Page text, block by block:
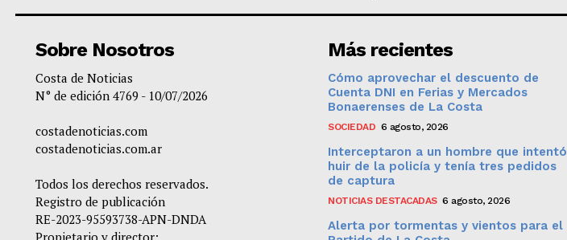
Sobre Nosotros
Costa de Noticias
N° de edición 4769 - 10/07/2026
costadenoticias.com
costadenoticias.com.ar
Todos los derechos reservados.
Registro de publicación
RE-2023-95593738-APN-DNDA
Propietario y director:
Más recientes
Cómo aprovechar el descuento de
Cuenta DNI en Ferias y Mercados
Bonaerenses de La Costa
SOCIEDAD 6 agosto, 2026
Interceptaron a un hombre que intentó
huir de la policía y tenía tres pedidos
de captura
NOTICIAS DESTACADAS 6 agosto, 2026
Alerta por tormentas y vientos para el